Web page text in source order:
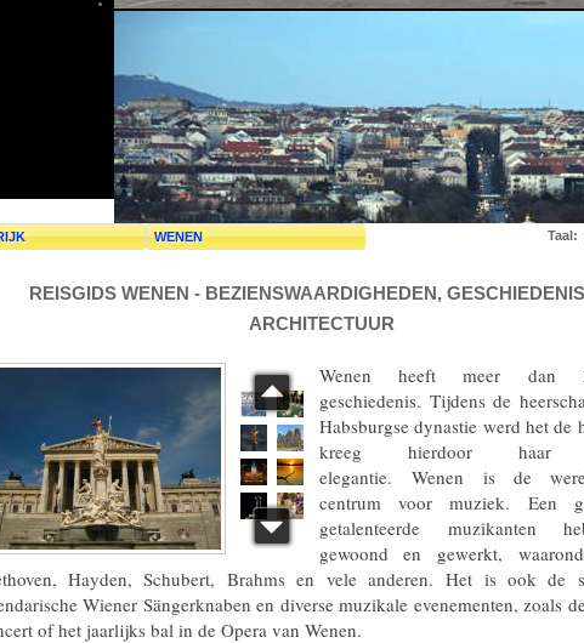
WENEN Taal:
REISGIDS WENEN - BEZIENSWAARDIGHEDEN,
ARCHITECTUUR
Wenen heeft meer dan
geschiedenis. Tijdens de
Habsburgse dynastie werd het de
kreeg hierdoor haar
elegantie. Wenen is de
centrum voor muziek. Een
getalenteerde muzikanten
gewoond en gewerkt,
Hayden, Schubert, Brahms en vele anderen. Het is ook de
Wiener Sängerknaben en diverse muzikale evenementen, zoals
of het jaarlijks bal in de Opera van Wenen.